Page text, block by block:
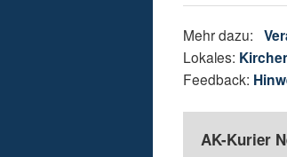
Mehr dazu:
Lokales:
Feedback:
AK-Kurier